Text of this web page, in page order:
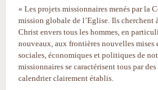
« Les projets missionnaires menés par la
mission globale de l’Eglise. Ils cherchent
Christ envers tous les hommes, en
nouveaux, aux frontières nouvelles mises
sociales, économiques et politiques de
missionnaires se caractérisent tous par
calendrier clairement établis.